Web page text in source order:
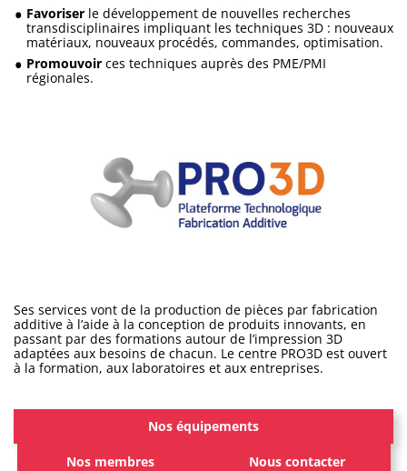
Favoriser le développement de nouvelles recherches
transdisciplinaires impliquant les techniques 3D : nouveaux
matériaux, nouveaux procédés, commandes, optimisation.
Promouvoir ces techniques auprès des PME/PMI
régionales.
Ses services vont de la production de pièces par fabrication
additive à l’aide à la conception de produits innovants, en
passant par des formations autour de l’impression 3D
adaptées aux besoins de chacun. Le centre PRO3D est ouvert
à la formation, aux laboratoires et aux entreprises.
Nos équipements
Nos membres Nous contacter